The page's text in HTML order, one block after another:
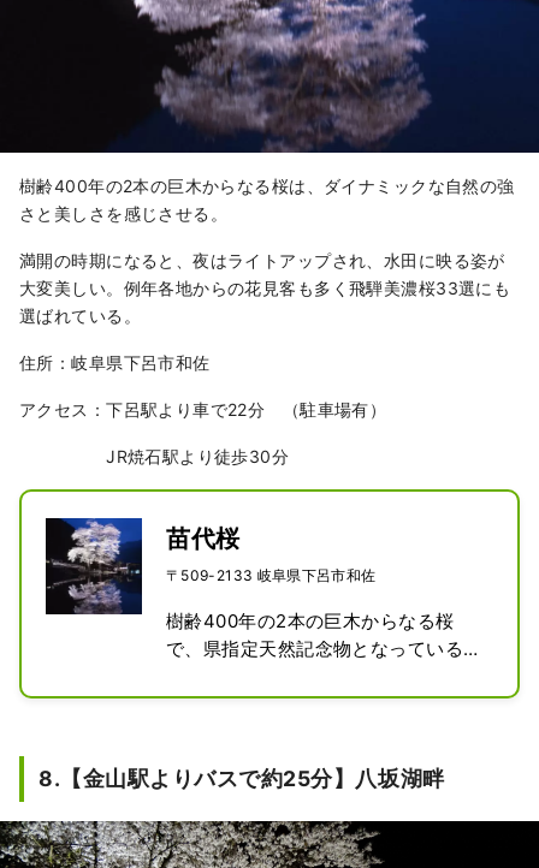
樹齢400年の2本の巨木からなる桜は、ダイナミックな自然の強
さと美しさを感じさせる。
満開の時期になると、夜はライトアップされ、水田に映る姿が
大変美しい。例年各地からの花見客も多く飛騨美濃桜33選にも
選ばれている。
住所：岐阜県下呂市和佐
アクセス：下呂駅より車で22分 （駐車場有）
JR焼石駅より徒歩30分
苗代桜
〒509-2133 岐阜県下呂市和佐
樹齢400年の2本の巨木からなる桜
で、県指定天然記念物となっている。
水田に移る桜の姿も美しく、飛騨美濃
夜に浮かび上がる桜が、水田に鏡のよ
り。
8.【金山駅よりバスで約25分】八坂湖畔